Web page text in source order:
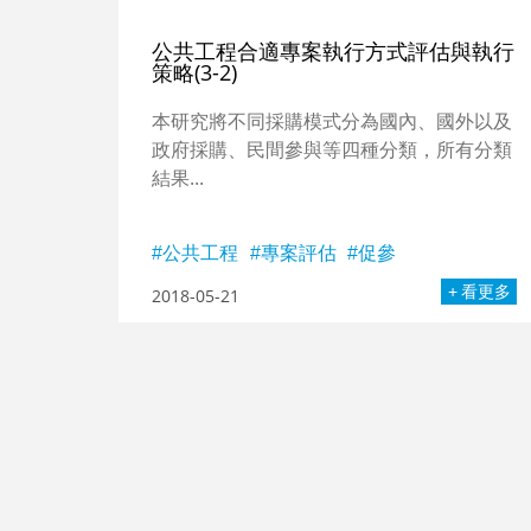
公共工程合適專案執行方式評估與執行
策略(3-2)
本研究將不同採購模式分為國內、國外以及
政府採購、民間參與等四種分類，所有分類
結果...
公共工程 專案評估 促參
2018-05-21 看更多